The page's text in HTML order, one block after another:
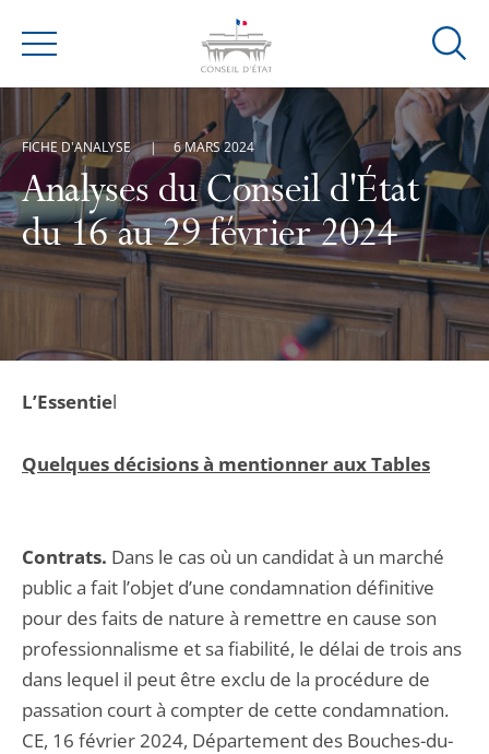
Menu
Ouvrir
de
Analyses du Conseil d'État
du 16 au 29 février 2024
FICHE D'ANALYSE 6 MARS 2024
L’Essentiel
Quelques décisions à mentionner aux Tables
Contrats. Dans le cas où un candidat à un marché
public a fait l’objet d’une condamnation définitive
pour des faits de nature à remettre en cause son
professionnalisme et sa fiabilité, le délai de trois ans
dans lequel il peut être exclu de la procédure de
passation court à compter de cette condamnation.
CE, 16 février 2024, Département des Bouches-du-